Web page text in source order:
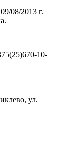
08/2013 г.
10-
ул.